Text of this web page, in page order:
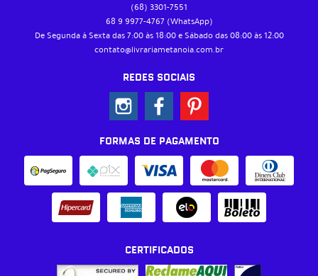
(68) 3301-7551
68 9 9977-4767 (WhatsApp)
De Segunda à Sexta das 7:00 às 18:00 e Sábado das 08:00 às 12:00
contato@livrariametanoia.com.br
REDES SOCIAIS
FORMAS DE PAGAMENTO
CERTIFICADOS